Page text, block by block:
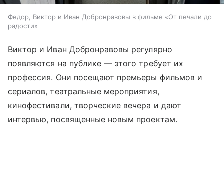
Федор, Виктор и Иван Добронравовы в фильме «От печали до
радости»
Виктор и Иван Добронравовы регулярно
появляются на публике — этого требует их
профессия. Они посещают премьеры фильмов и
сериалов, театральные мероприятия,
кинофестивали, творческие вечера и дают
интервью, посвященные новым проектам.